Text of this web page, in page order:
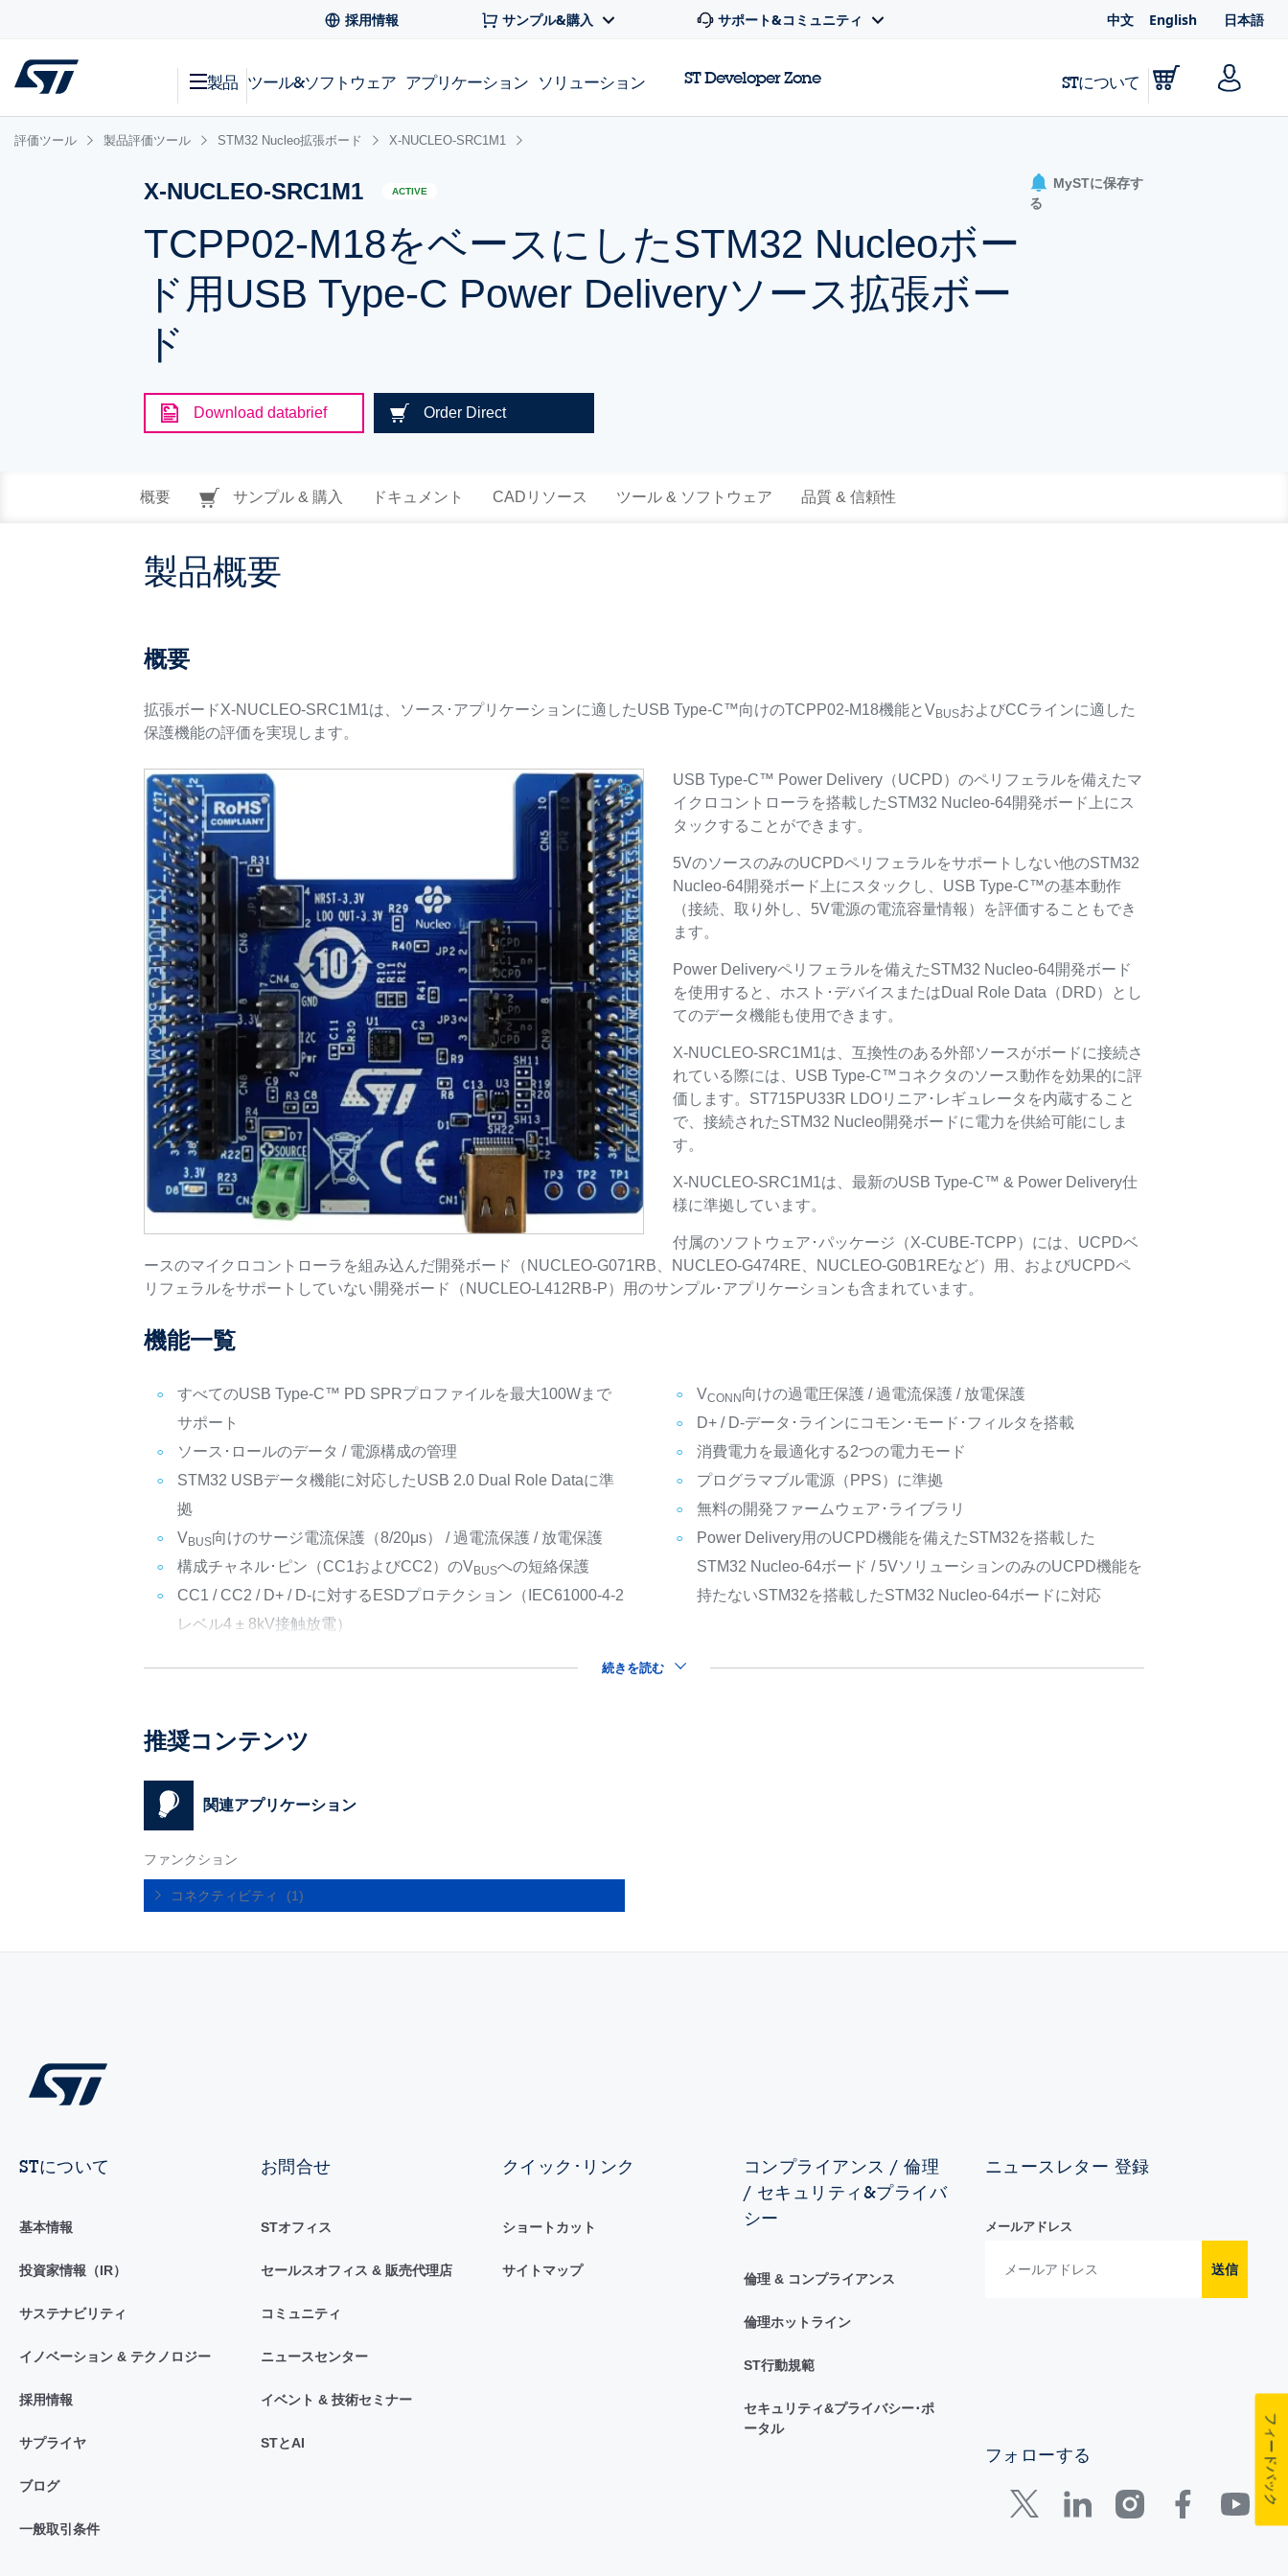
採用情報 サンプル&購入 サポート&コミュニティ 中文 English 日本語
製品 ツール&ソフトウェア アプリケーション ソリューション ST Developer Zone STについて
評価ツール 製品評価ツール STM32 Nucleo拡張ボード X-NUCLEO-SRC1M1
X-NUCLEO-SRC1M1 ACTIVE
TCPP02-M18をベースにしたSTM32 Nucleoボー
ド用USB Type-C Power Deliveryソース拡張ボー
ド
MySTに保存す
る
Download databrief Order Direct
概要 サンプル & 購入 ドキュメント CADリソース ツール & ソフトウェア 品質 & 信頼性
製品概要
概要
拡張ボードX-NUCLEO-SRC1M1は、ソース･アプリケーションに適したUSB Type-C™向けのTCPP02-M18機能とVBUSおよびCCラインに適した
保護機能の評価を実現します。
USB Type-C™ Power Delivery（UCPD）のペリフェラルを備えたマ
イクロコントローラを搭載したSTM32 Nucleo-64開発ボード上にス
タックすることができます。
5VのソースのみのUCPDペリフェラルをサポートしない他のSTM32
Nucleo-64開発ボード上にスタックし、USB Type-C™の基本動作
（接続、取り外し、5V電源の電流容量情報）を評価することもでき
ます。
Power Deliveryペリフェラルを備えたSTM32 Nucleo-64開発ボード
を使用すると、ホスト･デバイスまたはDual Role Data（DRD）とし
てのデータ機能も使用できます。
X-NUCLEO-SRC1M1は、互換性のある外部ソースがボードに接続さ
れている際には、USB Type-C™コネクタのソース動作を効果的に評
価します。ST715PU33R LDOリニア･レギュレータを内蔵すること
で、接続されたSTM32 Nucleo開発ボードに電力を供給可能にしま
す。
X-NUCLEO-SRC1M1は、最新のUSB Type-C™ & Power Delivery仕
様に準拠しています。
付属のソフトウェア･パッケージ（X-CUBE-TCPP）には、UCPDベ
ースのマイクロコントローラを組み込んだ開発ボード（NUCLEO-G071RB、NUCLEO-G474RE、NUCLEO-G0B1REなど）用、およびUCPDペ
リフェラルをサポートしていない開発ボード（NUCLEO-L412RB-P）用のサンプル･アプリケーションも含まれています。
機能一覧
すべてのUSB Type-C™ PD SPRプロファイルを最大100Wまで
サポート
ソース･ロールのデータ / 電源構成の管理
STM32 USBデータ機能に対応したUSB 2.0 Dual Role Dataに準
拠
VBUS向けのサージ電流保護（8/20μs） / 過電流保護 / 放電保護
構成チャネル･ピン（CC1およびCC2）のVBUSへの短絡保護
CC1 / CC2 / D+ / D-に対するESDプロテクション（IEC61000-4-2
レベル4 ± 8kV接触放電）
VCONN 向けの過電圧保護 / 過電流保護 / 放電保護
D+ / D-データ･ラインにコモン･モード･フィルタを搭載
消費電力を最適化する2つの電力モード
プログラマブル電源（PPS）に準拠
無料の開発ファームウェア･ライブラリ
Power Delivery用のUCPD機能を備えたSTM32を搭載した
STM32 Nucleo-64ボード / 5VソリューションのみのUCPD機能を
持たないSTM32を搭載したSTM32 Nucleo-64ボードに対応
続きを読む
推奨コンテンツ
関連アプリケーション
ファンクション
コネクティビティ (1)
STについて
基本情報
投資家情報（IR）
サステナビリティ
イノベーション & テクノロジー
採用情報
サプライヤ
ブログ
一般取引条件
お問合せ
STオフィス
セールスオフィス & 販売代理店
コミュニティ
ニュースセンター
イベント & 技術セミナー
STとAI
クイック･リンク
ショートカット
サイトマップ
コンプライアンス / 倫理
/ セキュリティ&プライバ
シー
倫理 & コンプライアンス
倫理ホットライン
ST行動規範
セキュリティ&プライバシー･ポ
ータル
ニュースレター 登録
メールアドレス
送信
フォローする フィードバック